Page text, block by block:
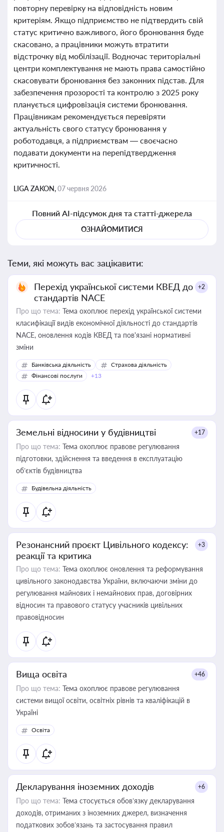
повторну перевірку на відповідність новим
критеріям. Якщо підприємство не підтвердить свій
статус критично важливого, його бронювання буде
скасовано, а працівники можуть втратити
відстрочку від мобілізації. Водночас територіальні
центри комплектування не мають права самостійно
скасовувати бронювання без законних підстав. Для
забезпечення прозорості та контролю з 2025 року
планується цифровізація системи бронювання.
Працівникам рекомендується перевіряти
актуальність свого статусу бронювання у
роботодавця, а підприємствам — своєчасно
подавати документи на перепідтвердження
критичності.
LIGA ZAKON,07 червня 2026
Повний AI-підсумок дня та статті-джерела
ОЗНАЙОМИТИСЯ
Теми, які можуть вас зацікавити:
Перехід української системи КВЕД до
стандартів NACE
+2
Про що тема: Тема охоплює перехід української системи
класифікації видів економічної діяльності до стандартів
NACE, оновлення кодів КВЕД та пов'язані нормативні
зміни
Банківська діяльність
Страхова діяльність
Фінансові послуги
+13
Земельні відносини у будівництві +17
Про що тема: Тема охоплює правове регулювання
підготовки, здійснення та введення в експлуатацію
об’єктів будівництва
Будівельна діяльність
Резонансний проєкт Цивільного кодексу:
реакції та критика
+3
Про що тема: Тема охоплює оновлення та реформування
цивільного законодавства України, включаючи зміни до
регулювання майнових і немайнових прав, договірних
відносин та правового статусу учасників цивільних
правовідносин
Вища освіта +46
Про що тема: Тема охоплює правове регулювання
системи вищої освіти, освітніх рівнів та кваліфікацій в
Україні
Освіта
Декларування іноземних доходів +6
Про що тема: Тема стосується обов’язку декларування
доходів, отриманих з іноземних джерел, визначення
податкових зобов’язань та застосування правил